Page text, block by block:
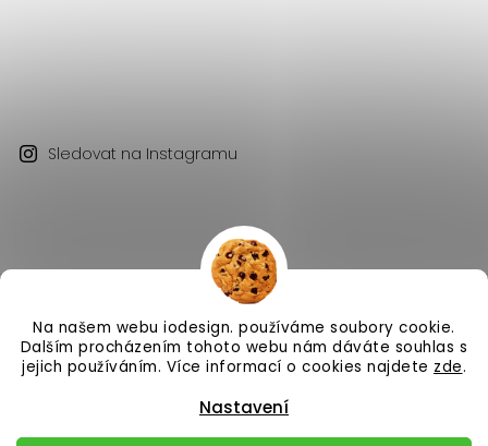
Na našem webu iodesign. používáme soubory cookie.
Dalším procházením tohoto webu nám dáváte souhlas s
jejich používáním. Více informací o cookies najdete zde.
Nastavení
Sledovat na Instagramu
Copyright 2026 iodesign. . Všechna práva vyhrazena.
Vytvořil Shoptet| DesignShoptak.cz